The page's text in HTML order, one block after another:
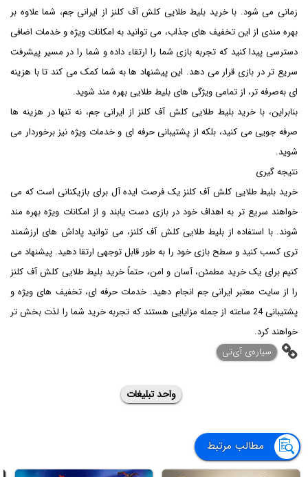
زمانی می ‌شود. با خرید بلیط طلایی کلش آف کلنز از ایرانی جم، شما علاوه بر
بهره‌ مندی از این تخفیف ‌های جذاب، می ‌توانید به امکانات ویژه و خدمات اضافی
دسترسی پیدا کنید که تجربه بازی شما را ارتقاء داده و شما را در مسیر پیشرفت
سریع ‌تر در بازی قرار می‌ دهد. این پیشنهاد ها به شما کمک می ‌کند تا با هزینه
‌ای به‌صرفه ‌تر، از تمامی ویژگی‌ های بلیط طلایی بهره‌ مند شوید.
بنابراین، با خرید بلیط طلایی کلش آف کلنز از ایرانی جم، نه تنها در هزینه ‌ها
صرفه‌ جویی می ‌کنید، بلکه از پشتیبانی حرفه ‌ای و خدمات ویژه نیز برخوردار می
‌شوید.
نتیجه‌ گیری
خرید بلیط طلایی کلش آف کلنز یک فرصت ایده‌ آل برای بازیکنانی است که می
‌خواهند سریع‌ تر به اهداف خود در بازی دست یابند و از امکانات ویژه بهره‌ مند
شوند. با استفاده از بلیط طلایی کلش آف کلنز، می ‌توانید پاداش ‌های ارزشمند
تری کسب کنید و سطح بازی خود را به طور قابل توجهی ارتقا دهید. پیشنهاد می
‌کنیم برای یک خرید مطمئن، آسان و امن، حتماً خرید بلیط طلایی کلش آف کلنز
را از سایت معتبر ایرانی جم انجام دهید. خدمات حرفه ‌ای، تخفیف‌ های ویژه و
پشتیبانی 24 ساعته از جمله مزایایی هستند که تجربه خرید شما را لذت ‌بخش ‌تر
خواهند کرد.
‌سیاره‌ی آی‌تی
واحد تبلیغات
مطالب مرتبط